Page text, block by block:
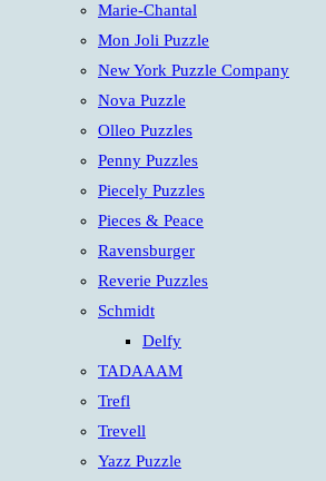
Marie-Chantal
Mon Joli Puzzle
New York Puzzle Company
Nova Puzzle
Olleo Puzzles
Penny Puzzles
Piecely Puzzles
Pieces & Peace
Ravensburger
Reverie Puzzles
Schmidt
Delfy
TADAAAM
Trefl
Trevell
Yazz Puzzle